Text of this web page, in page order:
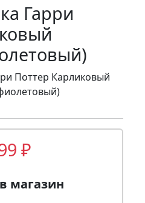
Гарри
₽
магазин